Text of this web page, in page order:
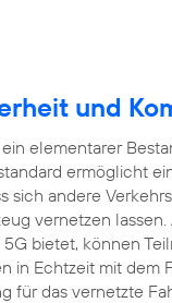
und
elementarer
ermöglicht
sich andere
vernetzen
bietet, können
in Echtzeit mit dem
für das vernetzte